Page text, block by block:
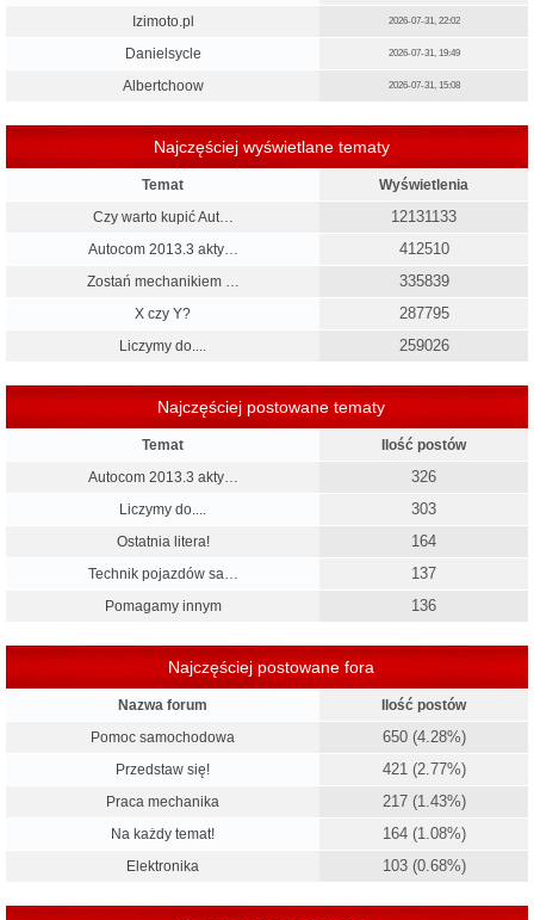
Izimoto.pl 2026-07-31, 22:02
Danielsycle 2026-07-31, 19:49
Albertchoow 2026-07-31, 15:08
Najczęściej wyświetlane tematy
Temat
Wyświetlenia
Czy warto kupić Aut…
12131133
Autocom 2013.3 akty… 412510
Zostań mechanikiem … 335839
X czy Y? 287795
Liczymy do.... 259026
Najczęściej postowane tematy
Temat
Ilość postów
Autocom 2013.3 akty…
326
Liczymy do.... 303
Ostatnia litera! 164
Technik pojazdów sa… 137
Pomagamy innym 136
Najczęściej postowane fora
Nazwa forum
Ilość postów
Pomoc samochodowa
650 (4.28%)
Przedstaw się! 421 (2.77%)
Praca mechanika 217 (1.43%)
Na każdy temat! 164 (1.08%)
Elektronika 103 (0.68%)